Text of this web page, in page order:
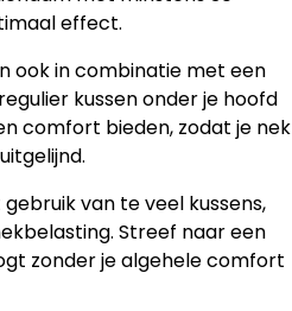
effect.
ook in combinatie met een
kussen onder je hoofd
comfort bieden, zodat je nek
van te veel kussens,
Streef naar een
zonder je algehele comfort